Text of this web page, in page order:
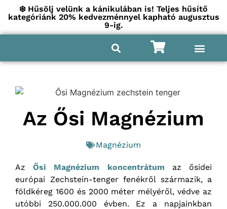
❄️ Hűsölj velünk a kánikulában is! Teljes hűsítő
kategóriánk 20% kedvezménnyel kapható augusztus
9-ig.
Az Ősi Magnézium
Magnézium
AzŐsi Magnézium koncentrátum az ősidei
európai Zechstein-tenger fenékről származik, a
földkéreg 1600 és 2000 méter mélyéről, védve az
utóbbi 250.000.000 évben. Ez a napjainkban